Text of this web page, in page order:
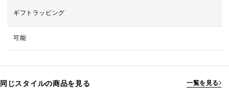
ギフトラッピング
可能
同じスタイルの商品を見る 一覧を見る